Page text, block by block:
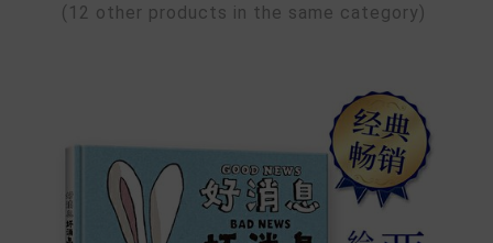
(12 other products in the same category)